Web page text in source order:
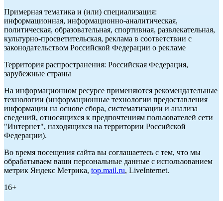
Примерная тематика и (или) специализация:
информационная, информационно-аналитическая,
политическая, образовательная, спортивная, развлекательная,
культурно-просветительская, реклама в соответствии с
законодательством Российской Федерации о рекламе
Территория распространения: Российская Федерация,
зарубежные страны
На информационном ресурсе применяются рекомендательные
технологии (информационные технологии предоставления
информации на основе сбора, систематизации и анализа
сведений, относящихся к предпочтениям пользователей сети
"Интернет", находящихся на территории Российской
Федерации).
Во время посещения сайта вы соглашаетесь с тем, что мы
обрабатываем ваши персональные данные с использованием
метрик Яндекс Метрика, top.mail.ru, LiveInternet.
16+